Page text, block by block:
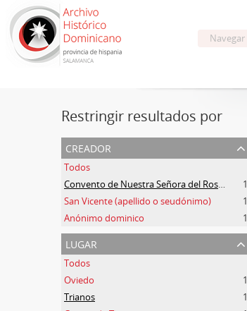
Navegar
Restringir resultados por
creador
Todos
Convento de Nuestra Señora del Rosario de Oviedo
1
San Vicente (apellido o seudónimo)
1
Anónimo dominico
1
lugar
Todos
Oviedo
1
Trianos
1